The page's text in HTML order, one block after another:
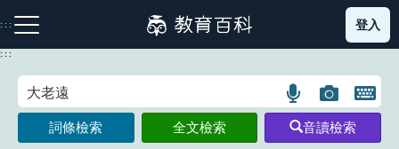
到
主
:::
注音索引圖示 筆畫索引圖示 部首索引表圖示
登入
:::
語
言
搜
圖
片
搜
開
鍵
詞條檢索 全文檢索 音讀檢索